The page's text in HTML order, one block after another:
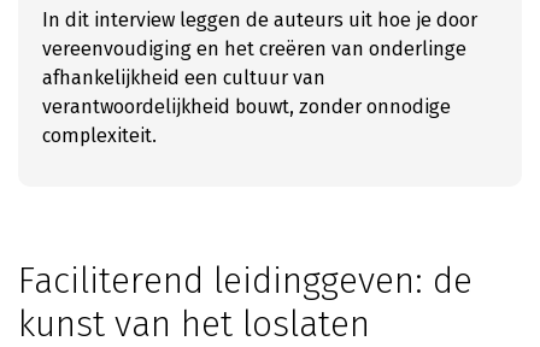
In dit interview leggen de auteurs uit hoe je door
vereenvoudiging en het creëren van onderlinge
afhankelijkheid een cultuur van
verantwoordelijkheid bouwt, zonder onnodige
complexiteit.
Faciliterend leidinggeven: de
kunst van het loslaten